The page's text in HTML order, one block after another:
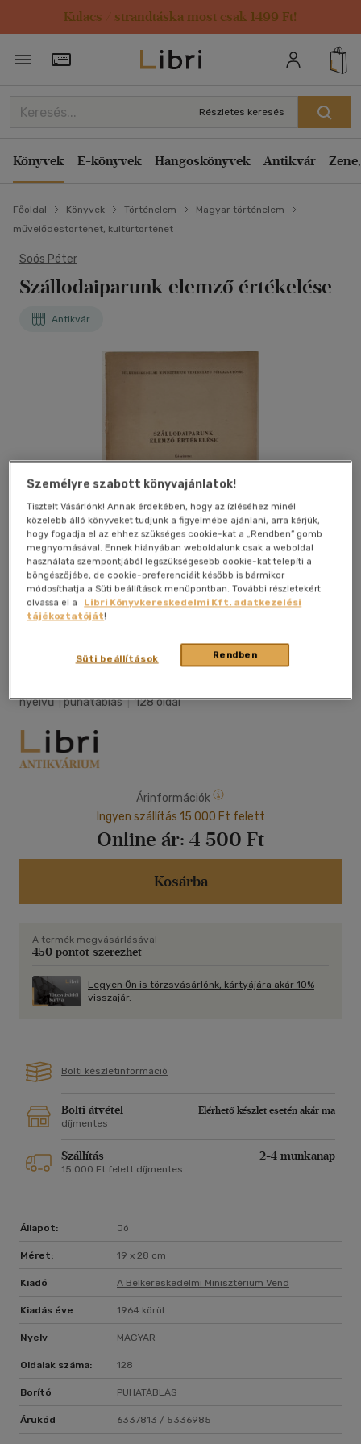
Kulacs / strandtáska most csak 1499 Ft!
Törzsvásárlói Kártya adatai
Részletes keresés
Könyvek E-könyvek Hangoskönyvek Antikvár
Főoldal Könyvek Történelem
Magyar történelem
művelődéstörténet, kultúrtörténet
Soós Péter
Szállodaiparunk elemző értékelése
Antikvár
nyelvű|puhatáblás|128 oldal
Árinformációk
Ingyen szállítás 15 000 Ft felett
Online ár: 4 500 Ft
Kosárba
A termék megvásárlásával
450 pontot szerezhet
Legyen Ön is törzsvásárlónk, kártyájára akár 10%
visszajár.
Bolti készletinformáció
Bolti átvétel
Elérhető készlet esetén akár ma
díjmentes
Szállítás 2-4 munkanap
15 000 Ft felett díjmentes
Állapot: Jó
Méret: 19 x 28 cm
Kiadó A Belkereskedelmi Minisztérium Vend
Kiadás éve 1964 körül
Nyelv MAGYAR
Oldalak száma: 128
Borító PUHATÁBLÁS
Árukód 6337813 / 5336985
Személyre szabott könyvajánlatok!
Tisztelt Vásárlónk! Annak érdekében, hogy az ízléséhez minél
közelebb álló könyveket tudjunk a figyelmébe ajánlani, arra kérjük,
hogy fogadja el az ehhez szükséges cookie-kat a „Rendben” gomb
megnyomásával. Ennek hiányában weboldalunk csak a weboldal
használata szempontjából legszükségesebb cookie-kat telepíti a
böngészőjébe, de cookie-preferenciáit később is bármikor
módosíthatja a Süti beállítások menüpontban. További részletekért
olvassa el a
Libri Könyvkereskedelmi Kft. adatkezelési
tájékoztatóját!
Rendben
Süti beállítások